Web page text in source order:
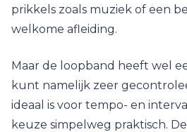
prikkels zoals muziek of een
welkome afleiding.
Maar de loopband heeft wel
kunt namelijk zeer
ideaal is voor tempo- en
keuze simpelweg praktisch.